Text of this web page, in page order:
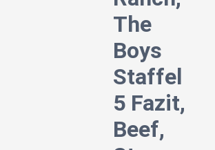
The
Boys
Staffel
5 Fazit,
Beef,